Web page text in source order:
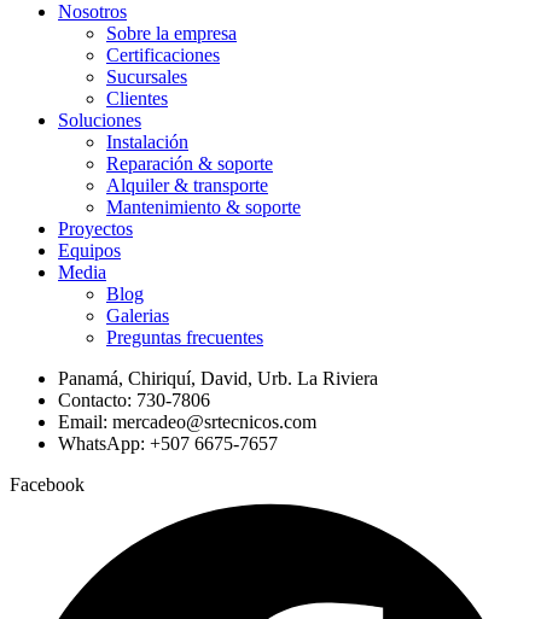
Nosotros
Sobre la empresa
Certificaciones
Sucursales
Clientes
Soluciones
Instalación
Reparación & soporte
Alquiler & transporte
Mantenimiento & soporte
Proyectos
Equipos
Media
Blog
Galerias
Preguntas frecuentes
Panamá, Chiriquí, David, Urb. La Riviera
Contacto: 730-7806
Email: mercadeo@srtecnicos.com
WhatsApp: +507 6675-7657
Facebook